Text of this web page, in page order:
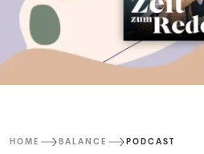
HOME BALANCE PODCAST